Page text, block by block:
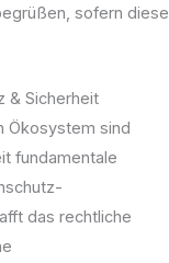
sofern diese
& Sicherheit
Ökosystem sind
fundamentale
das rechtliche